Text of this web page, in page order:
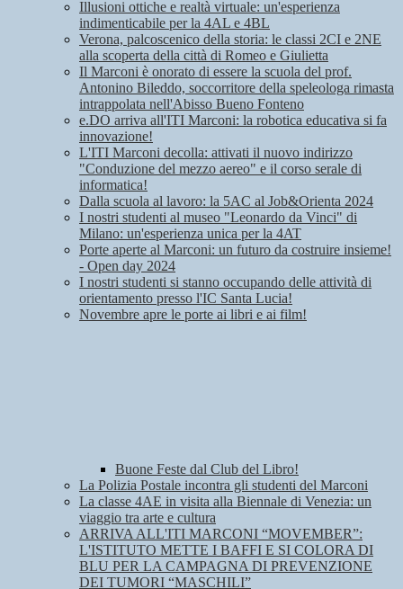
Illusioni ottiche e realtà virtuale: un'esperienza
indimenticabile per la 4AL e 4BL
Verona, palcoscenico della storia: le classi 2CI e 2NE
alla scoperta della città di Romeo e Giulietta
Il Marconi è onorato di essere la scuola del prof.
Antonino Bileddo, soccorritore della speleologa rimasta
intrappolata nell'Abisso Bueno Fonteno
e.DO arriva all'ITI Marconi: la robotica educativa si fa
innovazione!
L'ITI Marconi decolla: attivati il nuovo indirizzo
"Conduzione del mezzo aereo" e il corso serale di
informatica!
Dalla scuola al lavoro: la 5AC al Job&Orienta 2024
I nostri studenti al museo "Leonardo da Vinci" di
Milano: un'esperienza unica per la 4AT
Porte aperte al Marconi: un futuro da costruire insieme!
- Open day 2024
I nostri studenti si stanno occupando delle attività di
orientamento presso l'IC Santa Lucia!
Novembre apre le porte ai libri e ai film!
Buone Feste dal Club del Libro!
La Polizia Postale incontra gli studenti del Marconi
La classe 4AE in visita alla Biennale di Venezia: un
viaggio tra arte e cultura
ARRIVA ALL'ITI MARCONI “MOVEMBER”:
L'ISTITUTO METTE I BAFFI E SI COLORA DI
BLU PER LA CAMPAGNA DI PREVENZIONE
DEI TUMORI “MASCHILI”